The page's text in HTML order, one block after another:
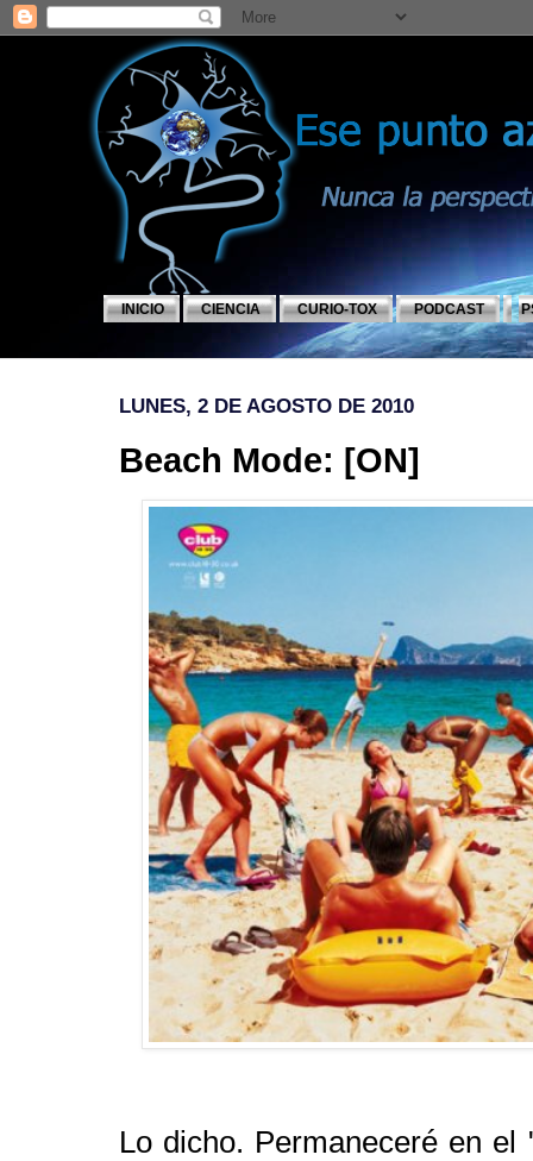
INICIO CIENCIA CURIO-TOX PODCAST
LUNES, 2 DE AGOSTO DE 2010
Beach Mode: [ON]
Lo dicho. Permaneceré en